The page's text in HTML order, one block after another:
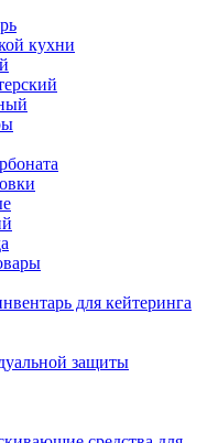
кухни
для кейтеринга
защиты